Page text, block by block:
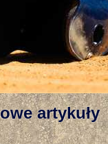
artykuły